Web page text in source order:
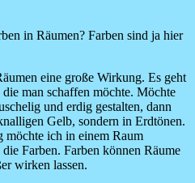
in Räumen? Farben sind ja hier
eine große Wirkung. Es geht
man schaffen möchte. Möchte
und erdig gestalten, dann
Gelb, sondern in Erdtönen.
möchte ich in einem Raum
Farben. Farben können Räume
wirken lassen.